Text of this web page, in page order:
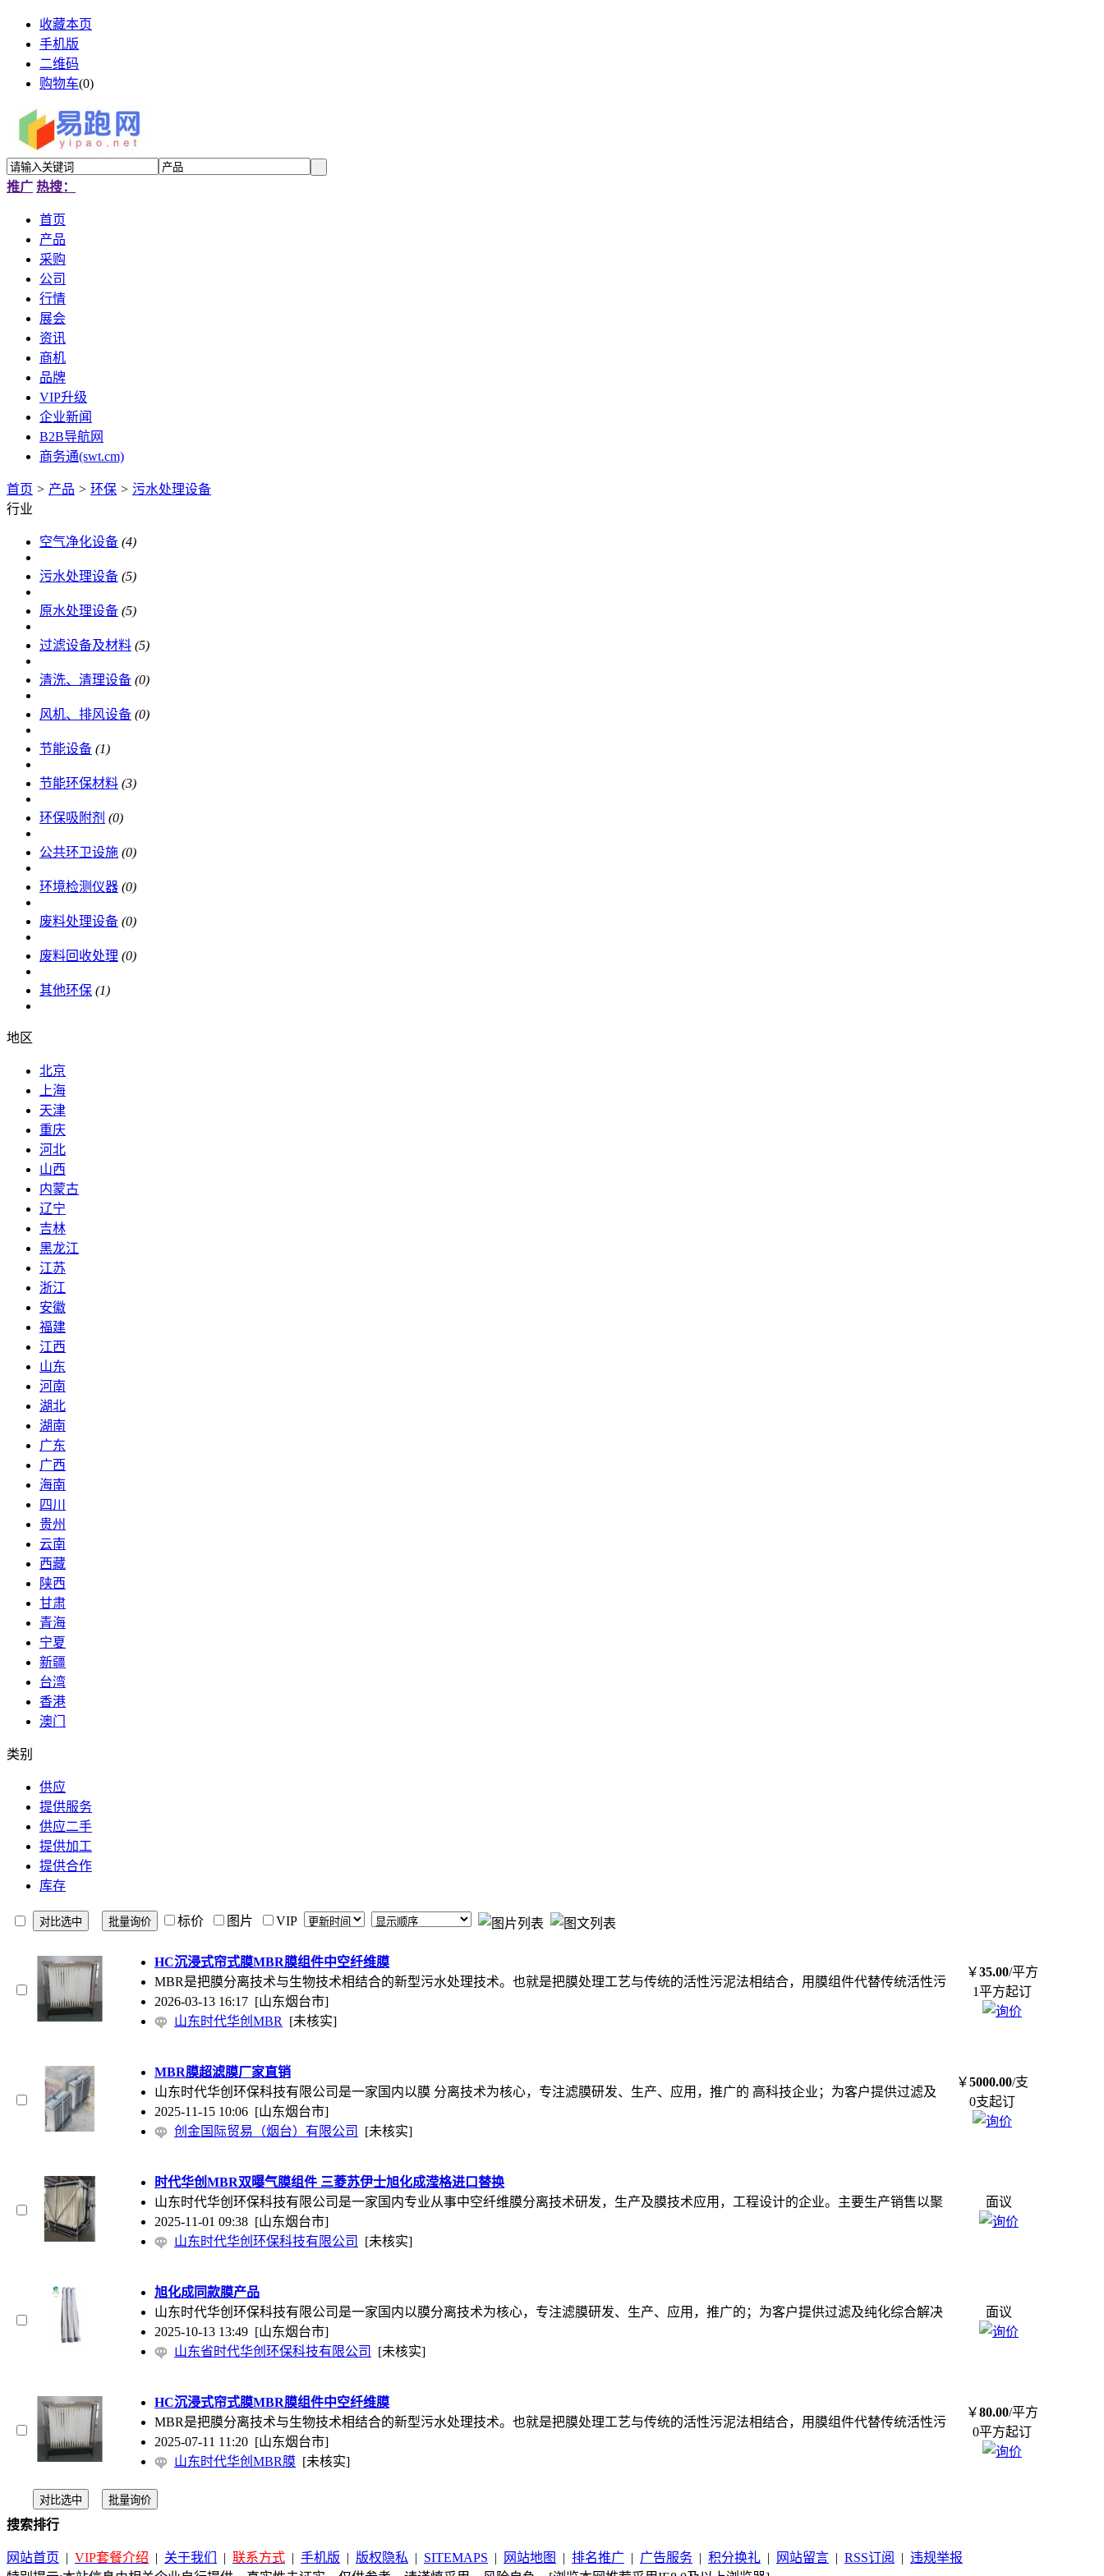
收藏本页
手机版
二维码
购物车(0)
推广 热搜：
首页
产品
采购
公司
行情
展会
资讯
商机
品牌
VIP升级
企业新闻
B2B导航网
商务通(swt.cm)
首页 > 产品 > 环保 > 污水处理设备
行业
空气净化设备 (4)
污水处理设备 (5)
原水处理设备 (5)
过滤设备及材料 (5)
清洗、清理设备 (0)
风机、排风设备 (0)
节能设备 (1)
节能环保材料 (3)
环保吸附剂 (0)
公共环卫设施 (0)
环境检测仪器 (0)
废料处理设备 (0)
废料回收处理 (0)
其他环保 (1)
地区
北京
上海
天津
重庆
河北
山西
内蒙古
辽宁
吉林
黑龙江
江苏
浙江
安徽
福建
江西
山东
河南
湖北
湖南
广东
广西
海南
四川
贵州
云南
西藏
陕西
甘肃
青海
宁夏
新疆
台湾
香港
澳门
类别
供应
提供服务
供应二手
提供加工
提供合作
库存
标价 图片 VIP
HC沉浸式帘式膜MBR膜组件中空纤维膜
MBR是把膜分离技术与生物技术相结合的新型污水处理技术。也就是把膜处理工艺与传统的活性污泥法相结合，用膜组件代替传统活性污
2026-03-13 16:17 [山东烟台市]
山东时代华创MBR
[未核实]
￥35.00/平方
1平方起订
MBR膜超滤膜厂家直销
山东时代华创环保科技有限公司是一家国内以膜 分离技术为核心，专注滤膜研发、生产、应用，推广的 高科技企业；为客户提供过滤及
2025-11-15 10:06 [山东烟台市]
创金国际贸易（烟台）有限公司
[未核实]
￥5000.00/支
0支起订
时代华创MBR双曝气膜组件 三菱苏伊士旭化成滢格进口替换
山东时代华创环保科技有限公司是一家国内专业从事中空纤维膜分离技术研发，生产及膜技术应用，工程设计的企业。主要生产销售以聚
2025-11-01 09:38 [山东烟台市]
山东时代华创环保科技有限公司
[未核实]
面议
旭化成同款膜产品
山东时代华创环保科技有限公司是一家国内以膜分离技术为核心，专注滤膜研发、生产、应用，推广的；为客户提供过滤及纯化综合解决
2025-10-13 13:49 [山东烟台市]
山东省时代华创环保科技有限公司
[未核实]
面议
HC沉浸式帘式膜MBR膜组件中空纤维膜
MBR是把膜分离技术与生物技术相结合的新型污水处理技术。也就是把膜处理工艺与传统的活性污泥法相结合，用膜组件代替传统活性污
2025-07-11 11:20 [山东烟台市]
山东时代华创MBR膜 [未核实]
￥80.00/平方
0平方起订
搜索排行
网站首页 | VIP套餐介绍 | 关于我们 | 联系方式 | 手机版 | 版权隐私 | SITEMAPS | 网站地图 | 排名推广 | 广告服务 | 积分换礼 | 网站留言 | RSS订阅 | 违规举报